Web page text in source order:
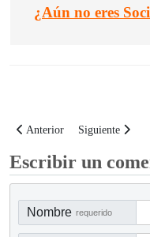
¿Aún no eres
Artículo anterior: Modelo de
Anterior Artículo
Siguiente
Escribir un
Nombre requerido